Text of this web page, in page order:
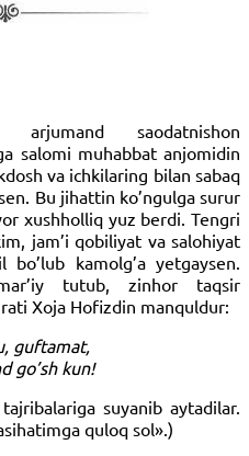
arjumand saodatnishon
salomi muhabbat anjomidin
va ichkilaring bilan sabaq
Bu jihattin ko’ngulga surur
xushholliq yuz berdi. Tengri
jam’i qobiliyat va salohiyat
kamolg’a yetgaysen.
tutub, zinhor taqsir
Xoja Hofizdin manquldur:
guftamat,
go’sh kun!
suyanib aytadilar.
quloq sol».)